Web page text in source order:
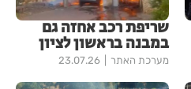
שריפת רכב אחזה גם
במבנה בראשון לציון
מערכת האתר 23.07.26